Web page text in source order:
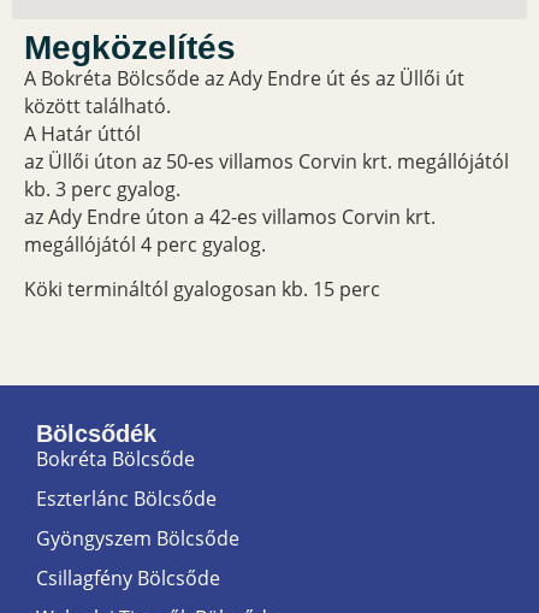
Megközelítés
A Bokréta Bölcsőde az Ady Endre út és az Üllői út
között található.
A Határ úttól
az Üllői úton az 50-es villamos Corvin krt. megállójától
kb. 3 perc gyalog.
az Ady Endre úton a 42-es villamos Corvin krt.
megállójától 4 perc gyalog.
Köki termináltól gyalogosan kb. 15 perc
Bölcsődék
Bokréta Bölcsőde
Eszterlánc Bölcsőde
Gyöngyszem Bölcsőde
Csillagfény Bölcsőde